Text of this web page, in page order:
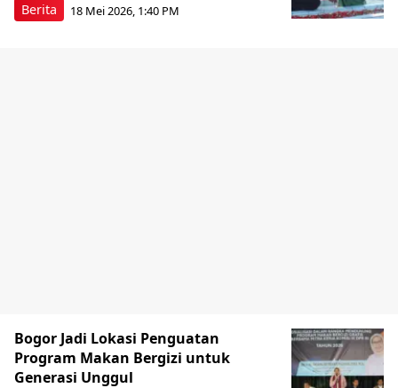
Berita 18 Mei 2026, 1:40 PM
Bogor Jadi Lokasi Penguatan
Program Makan Bergizi untuk
Generasi Unggul